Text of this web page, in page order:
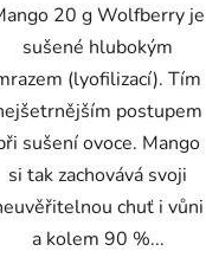
20 g Wolfberry je
sušené hlubokým
(lyofilizací). Tím
postupem
sušení ovoce. Mango
si tak zachovává svoji
chuť i vůni
a kolem 90 %...